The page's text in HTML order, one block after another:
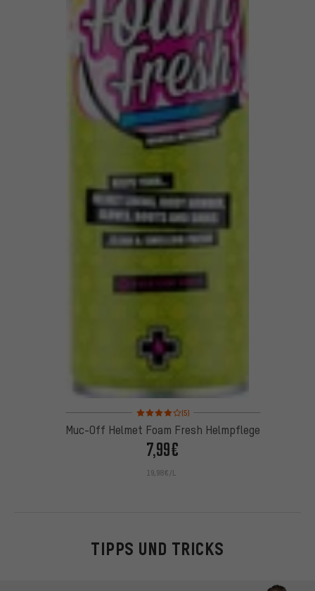
Bewertungen: 4 von 5 basierend auf 5
(5)
Muc-Off Helmet Foam Fresh Helmpflege
7,99€
19,98€/L
TIPPS UND TRICKS